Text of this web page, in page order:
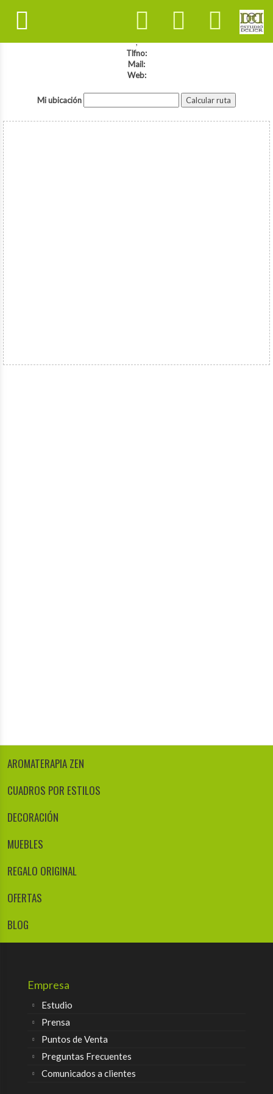
,
Tlfno:
Mail:
Web:
Mi ubicación
AROMATERAPIA ZEN
CUADROS POR ESTILOS
DECORACIÓN
MUEBLES
REGALO ORIGINAL
OFERTAS
BLOG
Empresa
Estudio
Prensa
Puntos de Venta
Preguntas Frecuentes
Comunicados a clientes